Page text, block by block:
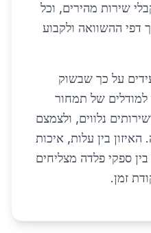
שירות מהירים, וכל
דפי ההשוואה ולקבוע
על כך שבשוק
למודלים של תמחור
נלווים, ולצמצם
בין עלות, איכות
ספקי פלדה מצליחים
זמן.